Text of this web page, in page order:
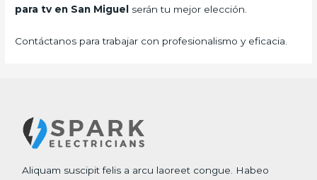
para tv en San Miguel
serán tu mejor elección.
Contáctanos para trabajar con profesionalismo y eficacia.
Aliquam suscipit felis a arcu laoreet congue. Habeo